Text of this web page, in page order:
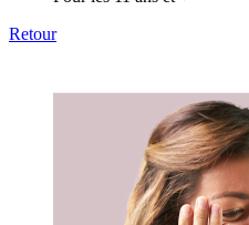
Retour